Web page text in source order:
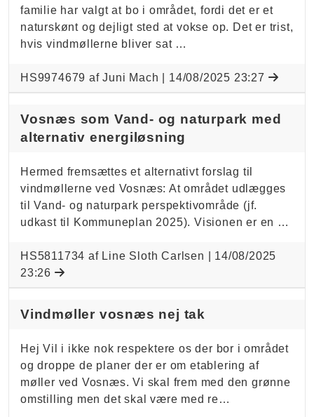
familie har valgt at bo i området, fordi det er et
naturskønt og dejligt sted at vokse op. Det er trist,
hvis vindmøllerne bliver sat …
HS9974679 af Juni Mach | 14/08/2025 23:27
Vosnæs som Vand- og naturpark med
alternativ energiløsning
Hermed fremsættes et alternativt forslag til
vindmøllerne ved Vosnæs: At området udlægges
til Vand- og naturpark perspektivområde (jf.
udkast til Kommuneplan 2025). Visionen er en …
HS5811734 af Line Sloth Carlsen | 14/08/2025
23:26
Vindmøller vosnæs nej tak
Hej Vil i ikke nok respektere os der bor i området
og droppe de planer der er om etablering af
møller ved Vosnæs. Vi skal frem med den grønne
omstilling men det skal være med re…